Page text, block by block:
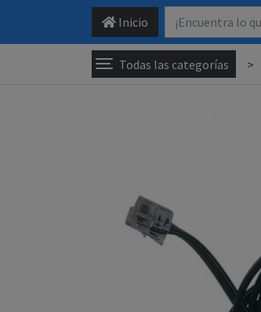
Inicio
Todas las categorías